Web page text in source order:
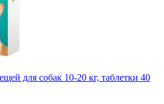
для собак 10-20 кг, таблетки 40